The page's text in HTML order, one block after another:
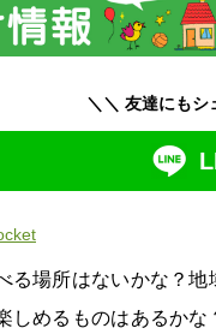
＼＼ 友達にもシ
る場所はないかな？
しめるものはあるか